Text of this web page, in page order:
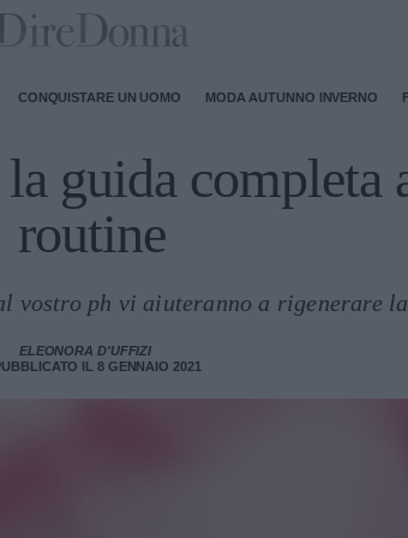
CONQUISTARE UN UOMO MODA AUTUNNO INVERNO
guida completa
routine
vostro ph vi aiuteranno a rigenerare
ELEONORA D'UFFIZI
IL 8 GENNAIO 2021